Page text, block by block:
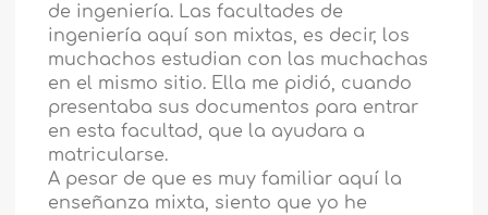
de ingeniería. Las facultades de
ingeniería aquí son mixtas, es decir, los
muchachos estudian con las muchachas
en el mismo sitio. Ella me pidió, cuando
presentaba sus documentos para entrar
en esta facultad, que la ayudara a
matricularse.
A pesar de que es muy familiar aquí la
enseñanza mixta, siento que yo he